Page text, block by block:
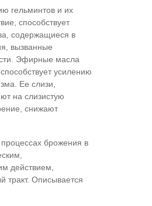
гельминтов и их
способствует
содержащиеся в
вызванные
Эфирные масла
усилению
Ее слизи,
на слизистую
снижают
брожения в
действием,
тракт. Описывается